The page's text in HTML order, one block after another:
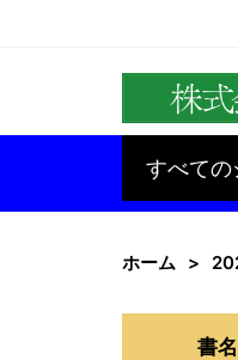
すべての
ホーム
書